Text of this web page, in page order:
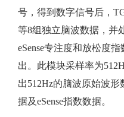
集
号，得到数字信号后，
等8组独立脑波数据，并
eSense专注度和放松度
出。此模块采样率为
出512Hz的脑波原始波
据及eSense指数数据。